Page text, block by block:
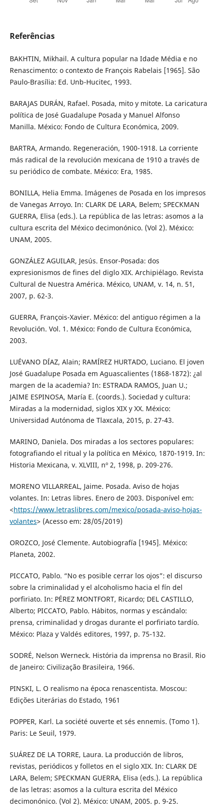
Referências
BAKHTIN, Mikhail. A cultura popular na Idade Média e no
Renascimento: o contexto de François Rabelais [1965]. São
Paulo-Brasília: Ed. Unb-Hucitec, 1993.
BARAJAS DURÁN, Rafael. Posada, mito y mitote. La caricatura
política de José Guadalupe Posada y Manuel Alfonso
Manilla. México: Fondo de Cultura Económica, 2009.
BARTRA, Armando. Regeneración, 1900-1918. La corriente
más radical de la revolución mexicana de 1910 a través de
su periódico de combate. México: Era, 1985.
BONILLA, Helia Emma. Imágenes de Posada en los impresos
de Vanegas Arroyo. In: CLARK DE LARA, Belem; SPECKMAN
GUERRA, Elisa (eds.). La república de las letras: asomos a la
cultura escrita del México decimonónico. (Vol 2). México:
UNAM, 2005.
GONZÁLEZ AGUILAR, Jesús. Ensor-Posada: dos
expresionismos de fines del diglo XIX. Archipiélago. Revista
Cultural de Nuestra América. México, UNAM, v. 14, n. 51,
2007, p. 62-3.
GUERRA, François-Xavier. México: del antiguo régimen a la
Revolución. Vol. 1. México: Fondo de Cultura Económica,
2003.
LUÉVANO DÍAZ, Alain; RAMÍREZ HURTADO, Luciano. El joven
José Guadalupe Posada em Aguascalientes (1868-1872): ¿al
margen de la academia? In: ESTRADA RAMOS, Juan U.;
JAIME ESPINOSA, María E. (coords.). Sociedad y cultura:
Miradas a la modernidad, siglos XIX y XX. México:
Universidad Autónoma de Tlaxcala, 2015, p. 27-43.
MARINO, Daniela. Dos miradas a los sectores populares:
fotografiando el ritual y la política en México, 1870-1919. In:
Historia Mexicana, v. XLVIII, nº 2, 1998, p. 209-276.
MORENO VILLARREAL, Jaime. Posada. Aviso de hojas
volantes. In: Letras libres. Enero de 2003. Disponível em:
<https://www.letraslibres.com/mexico/posada-aviso-hojas-
volantes> (Acesso em: 28/05/2019)
OROZCO, José Clemente. Autobiografía [1945]. México:
Planeta, 2002.
PICCATO, Pablo. “No es posible cerrar los ojos”: el discurso
sobre la criminalidad y el alcoholismo hacia el fín del
porfiriato. In: PÉREZ MONTFORT, Ricardo; DEL CASTILLO,
Alberto; PICCATO, Pablo. Hábitos, normas y escándalo:
prensa, criminalidad y drogas durante el porfiriato tardío.
México: Plaza y Valdés editores, 1997, p. 75-132.
SODRÉ, Nelson Werneck. História da imprensa no Brasil. Rio
de Janeiro: Civilização Brasileira, 1966.
PINSKI, L. O realismo na época renascentista. Moscou:
Edições Literárias do Estado, 1961
POPPER, Karl. La société ouverte et sés ennemis. (Tomo 1).
Paris: Le Seuil, 1979.
SUÁREZ DE LA TORRE, Laura. La producción de libros,
revistas, periódicos y folletos en el siglo XIX. In: CLARK DE
LARA, Belem; SPECKMAN GUERRA, Elisa (eds.). La república
de las letras: asomos a la cultura escrita del México
decimonónico. (Vol 2). México: UNAM, 2005. p. 9-25.